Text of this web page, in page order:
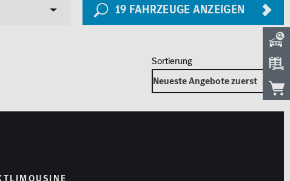
19 FAHRZEUGE ANZEIGEN